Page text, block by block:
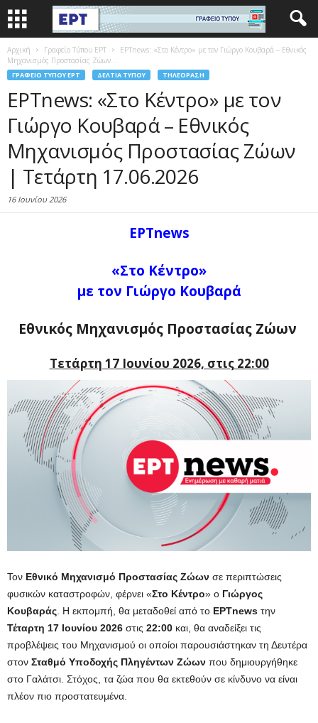
Αρχική Γραφείο Τύπου ΕΡΤ
ΕΡΤnews: «Στο Κέντρο» με τον Γιώργο Κουβαρά – Εθνικός
Μηχανισμός Προστασίας Ζώων...
ΓΡΑΦΕΊΟ ΤΎΠΟΥ ΕΡΤ ΔΕΛΤΊΑ ΤΎΠΟΥ ΤΗΛΕΌΡΑΣΗ
ΕΡΤnews: «Στο Κέντρο» με τον
Γιώργο Κουβαρά – Εθνικός
Μηχανισμός Προστασίας Ζώων
| Τετάρτη 17.06.2026
16 Ιουνίου 2026
ΕΡΤnews
«Στο Κέντρο»
με τον Γιώργο Κουβαρά
Εθνικός Μηχανισμός Προστασίας Ζώων
Τετάρτη 17 Ιουνίου 2026, στις 22:00
Τον Εθνικό Μηχανισμό Προστασίας Ζώων σε περιπτώσεις
φυσικών καταστροφών, φέρνει «Στο Κέντρο» ο Γιώργος
Κουβαράς . Η εκπομπή, θα μεταδοθεί από το ΕΡΤnews την
Τέταρτη 17 Ιουνίου 2026 στις 22:00 και, θα αναδείξει τις
προβλέψεις του Μηχανισμού οι οποίοι παρουσιάστηκαν τη Δευτέρα
στον Σταθμό Υποδοχής Πληγέντων Ζώων που δημιουργήθηκε
στο Γαλάτσι. Στόχος, τα ζώα που θα εκτεθούν σε κίνδυνο να είναι
πλέον πιο προστατευμένα.